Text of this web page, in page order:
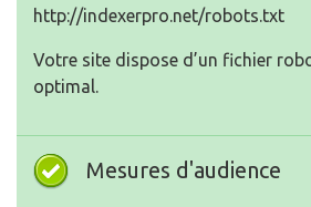
http://indexerpro.net/robots.txt
Votre site dispose d’un fichier
optimal.
Mesures d'audience